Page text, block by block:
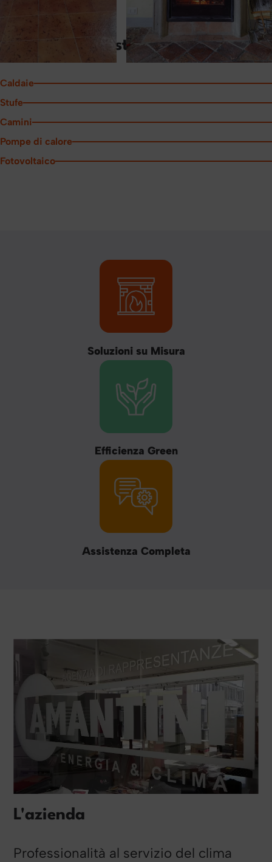
Alcune delle nostre realizzazioni
Caldaie
Stufe
Camini
Pompe di calore
Fotovoltaico
Soluzioni su Misura
Efficienza Green
Assistenza Completa
L'azienda
Professionalità al servizio del clima